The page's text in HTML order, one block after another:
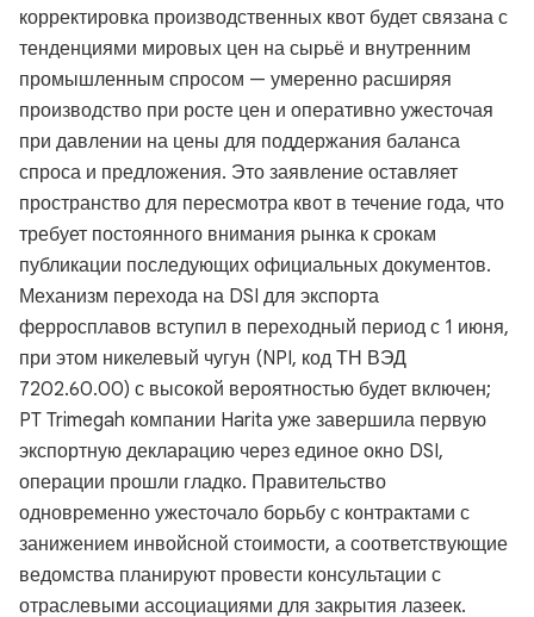
корректировка производственных квот будет связана с
тенденциями мировых цен на сырьё и внутренним
промышленным спросом — умеренно расширяя
производство при росте цен и оперативно ужесточая
при давлении на цены для поддержания баланса
спроса и предложения. Это заявление оставляет
пространство для пересмотра квот в течение года, что
требует постоянного внимания рынка к срокам
публикации последующих официальных документов.
Механизм перехода на DSI для экспорта
ферросплавов вступил в переходный период с 1 июня,
при этом никелевый чугун (NPI, код ТН ВЭД
7202.60.00) с высокой вероятностью будет включен;
PT Trimegah компании Harita уже завершила первую
экспортную декларацию через единое окно DSI,
операции прошли гладко. Правительство
одновременно ужесточало борьбу с контрактами с
занижением инвойсной стоимости, а соответствующие
ведомства планируют провести консультации с
отраслевыми ассоциациями для закрытия лазеек.